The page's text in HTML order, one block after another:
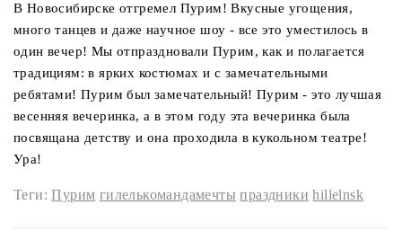
В Новосибирске отгремел Пурим! Вкусные угощения,
много танцев и даже научное шоу - все это уместилось в
один вечер! Мы отпраздновали Пурим, как и полагается
традициям: в ярких костюмах и с замечательными
ребятами! Пурим был замечательный! Пурим - это лучшая
весенняя вечеринка, а в этом году эта вечеринка была
посвящана детству и она проходила в кукольном театре!
Ура!
Теги:Пурим гилелькомандамечты праздники hillelnsk